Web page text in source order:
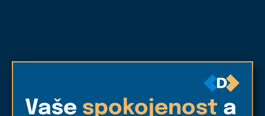
Vaše spokojenost a